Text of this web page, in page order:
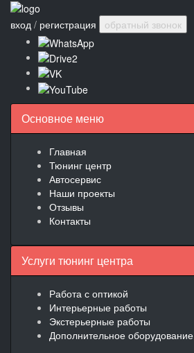
вход / регистрация обратный звонок
Основное меню
Главная
Тюнинг центр
Автосервис
Наши проекты
Отзывы
Контакты
Услуги тюнинг центра
Работа с оптикой
Интерьерные работы
Экстерьерные работы
Дополнительное оборудование